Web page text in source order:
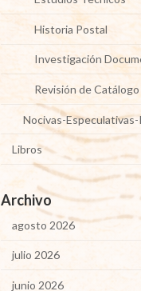
Historia Postal
Investigación
Revisión de Catálogo
Nocivas-
Libros
Archivo
agosto 2026
julio 2026
junio 2026